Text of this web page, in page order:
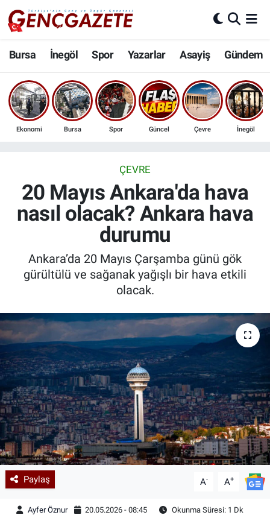
Bursa İnegöl Spor Yazarlar Asayiş Gündem
Ekonomi Bursa Spor Güncel Çevre İnegöl
ÇEVRE
20 Mayıs Ankara'da hava
nasıl olacak? Ankara hava
durumu
Ankara’da 20 Mayıs Çarşamba günü gök
gürültülü ve sağanak yağışlı bir hava etkili
olacak.
Paylaş A- A+
Ayfer Öznur 20.05.2026 - 08:45 Okunma Süresi: 1 Dk
Bursa
İnegöl
3.SAYFA
Ekonomi
İnanç
Kültür & Sanat
Sağlık
Siyaset
Teknoloji
Yazarlar
Astroloji-Rüya
Nöbetçi Eczaneler
Hava Durumu
Trafik Durumu
Son Dakika Haberleri